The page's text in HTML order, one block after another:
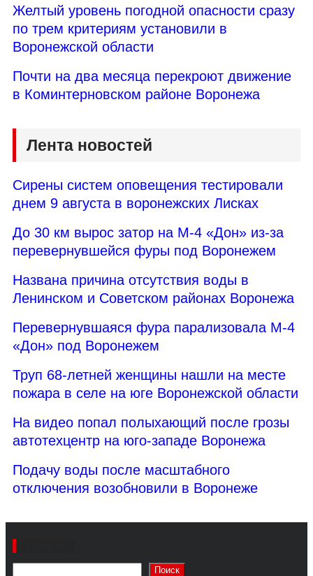
Желтый уровень погодной опасности сразу
по трем критериям установили в
Воронежской области
Почти на два месяца перекроют движение
в Коминтерновском районе Воронежа
Лента новостей
Сирены систем оповещения тестировали
днем 9 августа в воронежских Лисках
До 30 км вырос затор на М-4 «Дон» из-за
перевернувшейся фуры под Воронежем
Названа причина отсутствия воды в
Ленинском и Советском районах Воронежа
Перевернувшаяся фура парализовала М-4
«Дон» под Воронежем
Труп 68-летней женщины нашли на месте
пожара в селе на юге Воронежской области
На видео попал полыхающий после грозы
автотехцентр на юго-западе Воронежа
Подачу воды после масштабного
отключения возобновили в Воронеже
Поиск